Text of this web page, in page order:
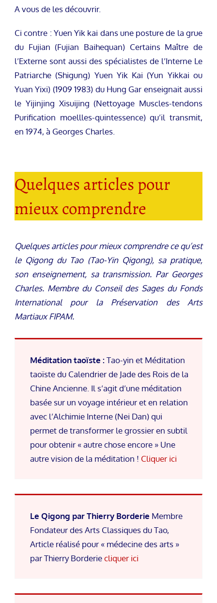
A vous de les découvrir.
Ci contre : Yuen Yik kai dans une posture de la grue
du Fujian (Fujian Baihequan) Certains Maître de
l’Externe sont aussi des spécialistes de l’Interne Le
Patriarche (Shigung) Yuen Yik Kai (Yun Yikkai ou
Yuan Yixi) (1909 1983) du Hung Gar enseignait aussi
le Yijinjing Xisuijing (Nettoyage Muscles-tendons
Purification moellles-quintessence) qu’il transmit,
en 1974, à Georges Charles.
Quelques articles pour
mieux comprendre
Quelques articles pour mieux comprendre ce qu’est
le Qigong du Tao (Tao-Yin Qigong), sa pratique,
son enseignement, sa transmission. Par Georges
Charles. Membre du Conseil des Sages du Fonds
International pour la Préservation des Arts
Martiaux FIPAM.
Méditation taoïste : Tao-yin et Méditation
taoïste du Calendrier de Jade des Rois de la
Chine Ancienne. Il s’agit d’une méditation
basée sur un voyage intérieur et en relation
avec l’Alchimie Interne (Nei Dan) qui
permet de transformer le grossier en subtil
pour obtenir « autre chose encore » Une
autre vision de la méditation ! Cliquer ici
Le Qigong par Thierry Borderie Membre
Fondateur des Arts Classiques du Tao,
Article réalisé pour « médecine des arts »
par Thierry Borderiecliquer ici